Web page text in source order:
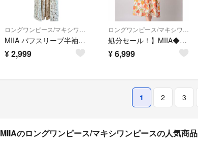
ロングワンピース/マキシワンピース
MIIA パフスリーブ半袖マキシワンピース
¥2,999
ロングワンピース/マキシワンピース
処分セール！】MIIA◆フラワーニットドッキングワンピース ピンク
¥6,999
1 2 3
MIIAのロングワンピース/マキシワンピースの人気商品